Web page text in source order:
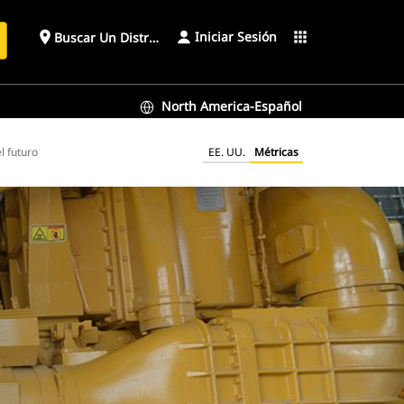
place Buscar Un Distribuidor Iniciar Sesión apps
North America-Español
futuro EE. UU. Métricas